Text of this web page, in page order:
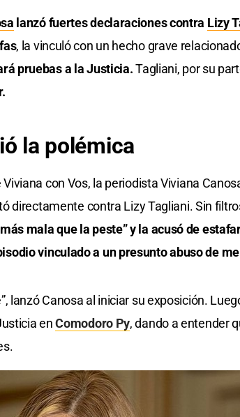
lanzó fuertes declaraciones contra Lizy
, la vinculó con un hecho grave
pruebas a la Justicia.Tagliani, por su
la polémica
con Vos, la periodista Viviana
directamente contra Lizy Tagliani. Sin
mala que la peste” y la acusó de
vinculado a un presunto abuso de
lanzó Canosa al iniciar su exposición.
enComodoro Py, dando a entender